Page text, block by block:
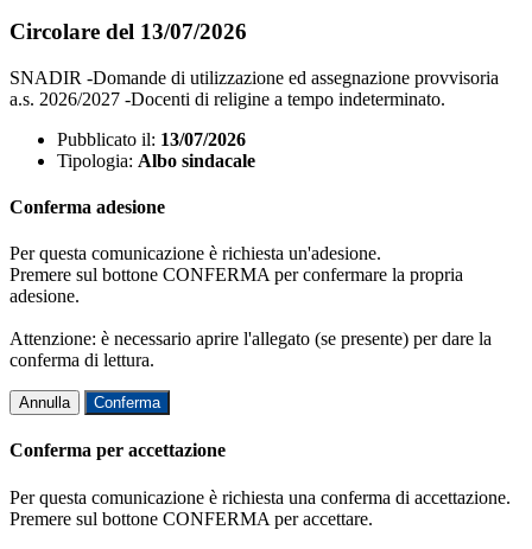
Circolare del 13/07/2026
SNADIR -Domande di utilizzazione ed assegnazione provvisoria
a.s. 2026/2027 -Docenti di religine a tempo indeterminato.
Pubblicato il: 13/07/2026
Tipologia: Albo sindacale
Conferma adesione
Per questa comunicazione è richiesta un'adesione.
Premere sul bottone CONFERMA per confermare la propria
adesione.
Attenzione: è necessario aprire l'allegato (se presente) per dare la
conferma di lettura.
Annulla Conferma
Conferma per accettazione
Per questa comunicazione è richiesta una conferma di accettazione.
Premere sul bottone CONFERMA per accettare.